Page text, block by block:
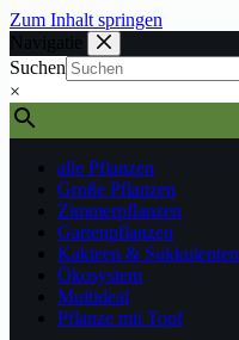
Zum Inhalt springen
Navigatie
Suchen
×
alle Pflanzen
Große Pflanzen
Zimmerpflanzen
Gartenpflanzen
Kakteen & Sukkulenten
Ökosystem
Multideal
Pflanze mit Topf